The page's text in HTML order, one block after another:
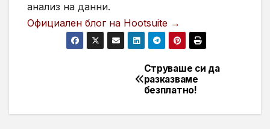
анализ на данни.
Официален блог на Hootsuite →
Струваше си да
разказваме
безплатно!